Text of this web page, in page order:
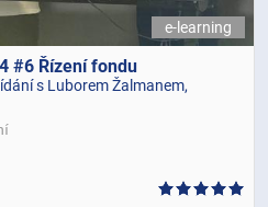
e-learning
#6 Řízení fondu
s Luborem Žalmanem,